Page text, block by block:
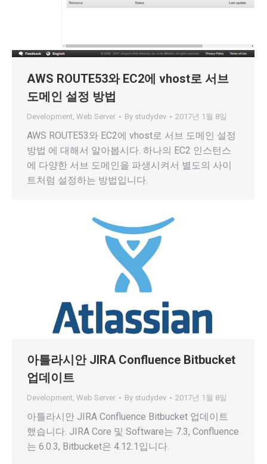
AWS ROUTE53와 EC2에 vhost로 서브
도메인 설정 방법
Development Web Server By studydev 2017년 1월 8일
AWS ROUTE53와 EC2에 vhost로 서브 도메인 설정
방법 에 대해서 알아봅시다. 하나의 EC2 인스턴스
에 다양한 서브 도메인을 파생시켜서 별도의 사이
트처럼 설정하는 방법입니다.
아틀라시안 JIRA Confluence Bitbucket
업데이트
Development Web Server By studydev 2017년 1월 8일
아틀라시안 JIRA Confluence Bitbucket 업데이트
했습니다. JIRA Core 및 Software는 7.3, Confluence
는 6.0.3, Bitbucket은 4.12.1입니다.